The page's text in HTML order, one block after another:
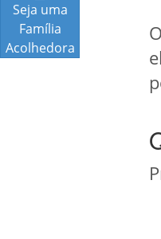
Seja uma
Família
Acolhedora
O